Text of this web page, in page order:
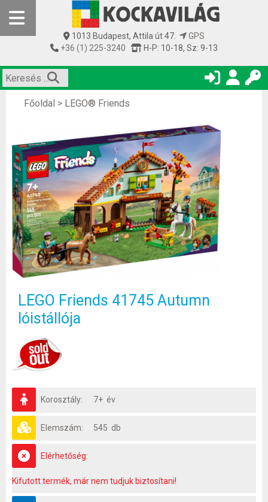
1013 Budapest, Attila út 47.
GPS
+36 (1) 225-3240
H-P: 10-18, Sz: 9-13
Főoldal > LEGO® Friends
LEGO Friends 41745 Autumn
lóistállója
Korosztály: 7+ év
Elemszám: 545 db
Elérhetőség:
Kifutott termék, már nem tudjuk biztosítani!